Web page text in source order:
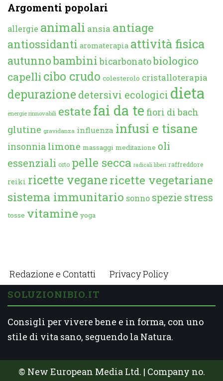
Argomenti popolari
allergie animali ansia antiage
antiossidanti aromaterapia attività fisica
autunnobambini bicarbonatobiologico
capelli cibo crudo colesterolo cristalloterapia
depurazione detersivi ecologici dieta
energie rinnovabili estate fai da te fiori di bach
glutine gravidanza influenza infusi e tisane
insonnia limone massaggi meditazione oli
essenziali orto pelle secca radicali liberi raffreddore
reiki ricette veganericette vegetariane
sistema immunitario sonno spezie stress
tosse vitamine yoga
Redazione e Contatti Privacy Policy
SOLUZIONIBIO.IT
Consigli per vivere bene e in forma, con uno
stile di vita sano, seguendo la Natura.
© New European Media Ltd. | Company no.